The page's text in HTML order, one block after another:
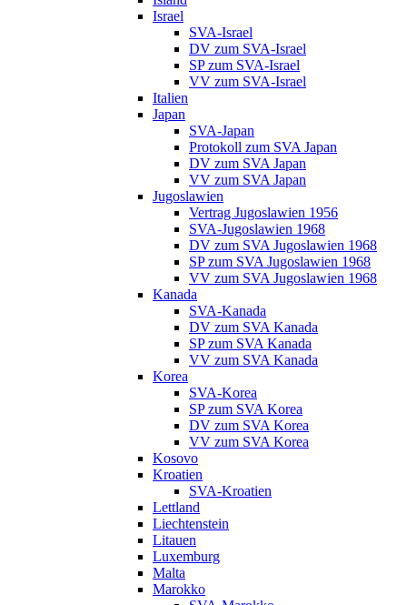
Israel
SVA-Israel
DV zum SVA-Israel
SP zum SVA-Israel
VV zum SVA-Israel
Italien
Japan
SVA-Japan
Protokoll zum SVA Japan
DV zum SVA Japan
VV zum SVA Japan
Jugoslawien
Vertrag Jugoslawien 1956
SVA-Jugoslawien 1968
DV zum SVA Jugoslawien 1968
SP zum SVA Jugoslawien 1968
VV zum SVA Jugoslawien 1968
Kanada
SVA-Kanada
DV zum SVA Kanada
SP zum SVA Kanada
VV zum SVA Kanada
Korea
SVA-Korea
SP zum SVA Korea
DV zum SVA Korea
VV zum SVA Korea
Kosovo
Kroatien
SVA-Kroatien
Lettland
Liechtenstein
Litauen
Luxemburg
Malta
Marokko